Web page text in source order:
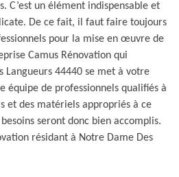
C’est un élément indispensable et
De ce fait, il faut faire toujours
pour la mise en œuvre de
Camus Rénovation qui
Langueurs 44440 se met à votre
équipe de professionnels qualifiés à
et des matériels appropriés à ce
seront donc bien accomplis.
résidant à Notre Dame Des